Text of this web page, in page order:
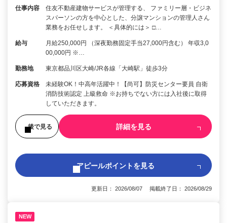
仕事内容
住友不動産建物サービスが管理する、 ファミリー層・ビジネ
スパーソンの方を中心とした、分譲マンションの管理人さん
業務をお任せします。 ＜具体的には＞ □…
給与
月給250,000円 （深夜勤務固定手当27,000円含む） 年収3,0
00,000円 ※…
勤務地 東京都品川区大崎/JR各線「大崎駅」徒歩3分
応募資格
未経験OK！中高年活躍中！【尚可】防災センター要員 自衛
消防技術認定 上級救命 ※お持ちでない方には入社後に取得
していただきます。
後で見る 詳細を見る
アピールポイントを見る
更新日： 2026/08/07 掲載終了日： 2026/08/29
NEW